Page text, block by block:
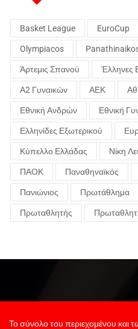
Basket League EuroCup
Olympiacos
Άρτεμις Σπανού Έλληνες
Α2 Γυναικών ΑΕΚ
Εθνική Ανδρών Εθνική
Ελληνίδες Εξωτερικού
Κύπελλο Ελλάδας Νίκη
ΠΑΟΚ Παναθηναϊκός
Πανιώνιος Πρωτάθλημα
Πρωταθλητής
Το σύνολο του περιεχομένου και